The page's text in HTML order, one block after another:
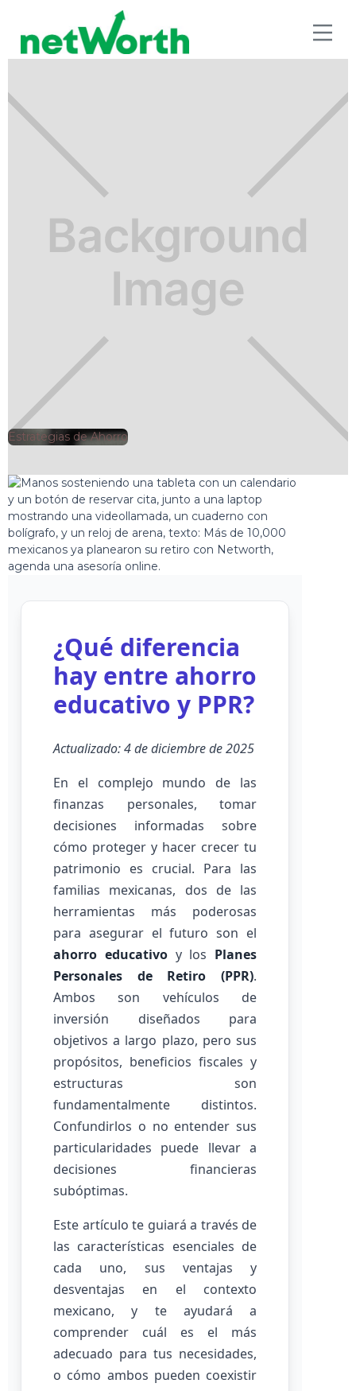
ESTRATEGIAS DE AHORRO
Jorge Gutiérrez
Estrategias de Ahorro
¿Qué diferencia
hay entre ahorro
educativo y PPR?
Actualizado: 4 de diciembre de 2025
En el complejo mundo de las
finanzas personales, tomar
decisiones informadas sobre
cómo proteger y hacer crecer tu
patrimonio es crucial. Para las
familias mexicanas, dos de las
herramientas más poderosas
para asegurar el futuro son el
ahorro educativoy los Planes
Personales de Retiro (PPR).
Ambos son vehículos de
inversión diseñados para
objetivos a largo plazo, pero sus
propósitos, beneficios fiscales y
estructuras son
fundamentalmente distintos.
Confundirlos o no entender sus
particularidades puede llevar a
decisiones financieras
subóptimas.
Este artículo te guiará a través de
las características esenciales de
cada uno, sus ventajas y
desventajas en el contexto
mexicano, y te ayudará a
comprender cuál es el más
adecuado para tus necesidades,
o cómo ambos pueden coexistir